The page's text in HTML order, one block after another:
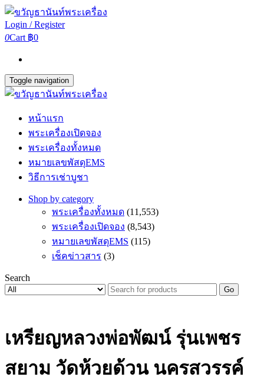
Login / Register
0Cart ฿0
Toggle navigation
หน้าแรก
พระเครื่องเปิดจอง
พระเครื่องทั้งหมด
หมายเลขพัสดุEMS
วิธีการเช่าบูชา
Shop by category
พระเครื่องทั้งหมด (11,553)
พระเครื่องเปิดจอง (8,543)
หมายเลขพัสดุEMS (115)
เช็คข่าวสาร (3)
Search
Go
เหรียญหลวงพ่อพัฒน์ รุ่นเพชร
สยาม วัดห้วยด้วน นครสวรรค์